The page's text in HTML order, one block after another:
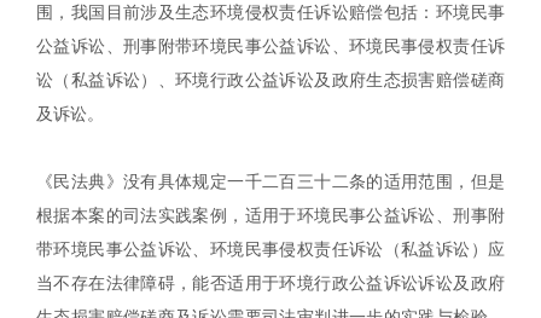
围，我国目前涉及生态环境侵权责任诉讼赔偿包括：环境民事
公益诉讼、刑事附带环境民事公益诉讼、环境民事侵权责任诉
讼（私益诉讼）、环境行政公益诉讼及政府生态损害赔偿磋商
及诉讼。
《民法典》没有具体规定一千二百三十二条的适用范围，但是
根据本案的司法实践案例，适用于环境民事公益诉讼、刑事附
带环境民事公益诉讼、环境民事侵权责任诉讼（私益诉讼）应
当不存在法律障碍，能否适用于环境行政公益诉讼诉讼及政府